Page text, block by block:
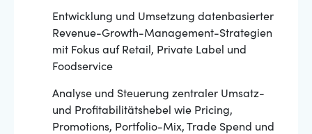
Entwicklung und Umsetzung datenbasierter
Revenue-Growth-Management-Strategien
mit Fokus auf Retail, Private Label und
Foodservice
Analyse und Steuerung zentraler Umsatz-
und Profitabilitätshebel wie Pricing,
Promotions, Portfolio-Mix, Trade Spend und